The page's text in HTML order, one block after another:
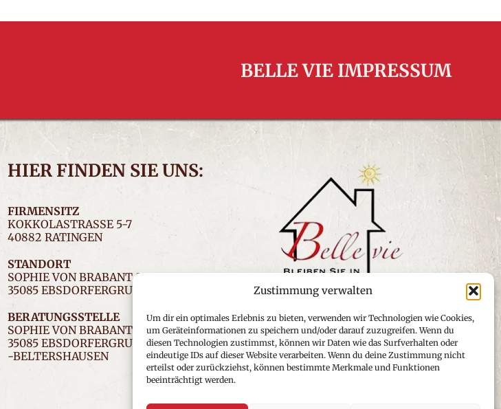
Zustimmung verwalten
Um dir ein optimales Erlebnis zu bieten, verwenden wir Technologien wie Cookies,
um Geräteinformationen zu speichern und/oder darauf zuzugreifen. Wenn du
diesen Technologien zustimmst, können wir Daten wie das Surfverhalten oder
eindeutige IDs auf dieser Website verarbeiten. Wenn du deine Zustimmung nicht
erteilst oder zurückziehst, können bestimmte Merkmale und Funktionen
beeinträchtigt werden.
BELLE VIE IMPRESSUM
HIER FINDEN SIE UNS:
FIRMENSITZ
KOKKOLASTRASSE 5-7
40882 RATINGEN
STANDORT
SOPHIE VON BRABANT STR.1
35085 EBSDORFERGRUND-BELTERSHAUSEN
BERATUNGSSTELLE
SOPHIE VON BRABANT STR.1
35085 EBSDORFERGRUND
-BELTERSHAUSEN